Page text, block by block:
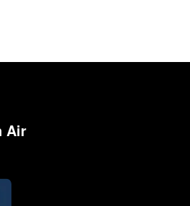
Air